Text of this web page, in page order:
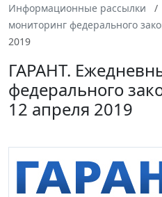
Информационные рассылки
мониторинг федерального
2019
ГАРАНТ.
федерального
12 апреля 2019